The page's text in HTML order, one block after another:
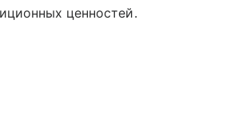
ценностей.